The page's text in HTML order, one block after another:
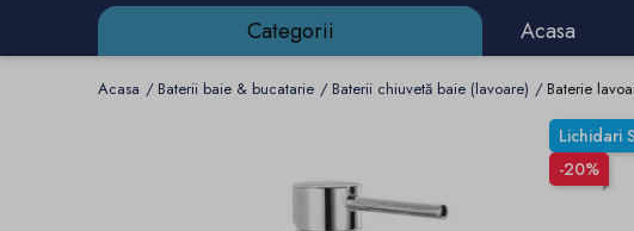
Categorii Acasa
Acasa Baterii baie & bucatarie Baterii chiuvetă baie (lavoare) Baterie
Lichidari
-20%